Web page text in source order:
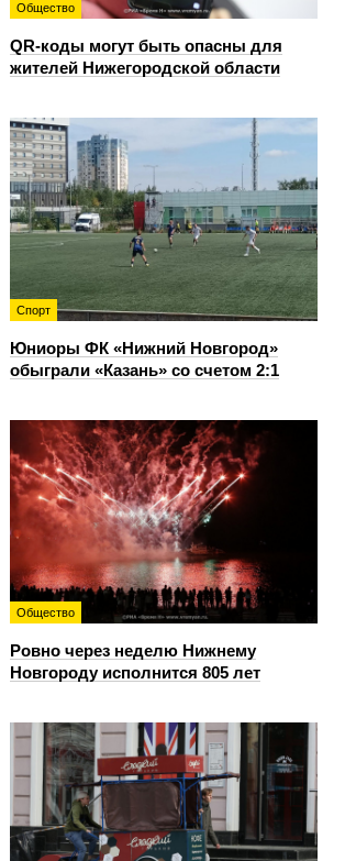
Общество
QR-коды могут быть опасны для
жителей Нижегородской области
Спорт
Юниоры ФК «Нижний Новгород»
обыграли «Казань» со счетом 2:1
Общество
Ровно через неделю Нижнему
Новгороду исполнится 805 лет